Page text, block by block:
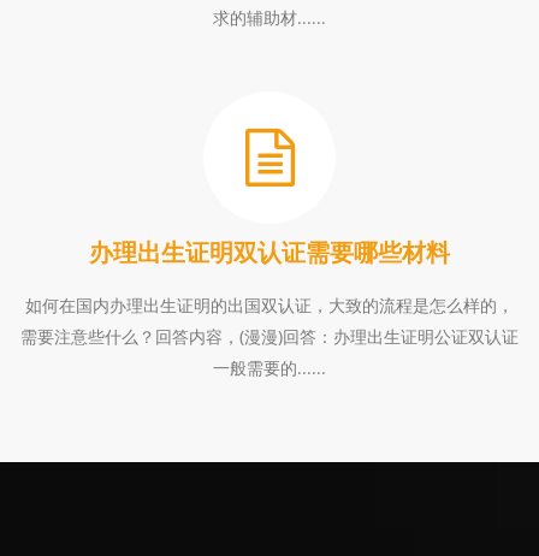
求的辅助材......
办理出生证明双认证需要哪些材料
如何在国内办理出生证明的出国双认证，大致的流程是怎么样的，
需要注意些什么？回答内容，(漫漫)回答：办理出生证明公证双认证
一般需要的......